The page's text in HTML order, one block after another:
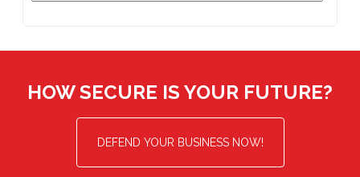
HOW SECURE IS YOUR FUTURE?
DEFEND YOUR BUSINESS NOW!